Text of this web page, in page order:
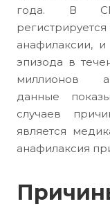
года. В
анафилаксии,
эпизода в
миллионов
данные
случаев
является
анафилаксия